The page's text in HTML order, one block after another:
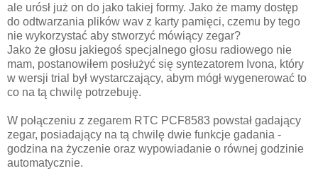
ale urósł już on do jako takiej formy. Jako że mamy dostęp
do odtwarzania plików wav z karty pamięci, czemu by tego
nie wykorzystać aby stworzyć mówiący zegar?
Jako że głosu jakiegoś specjalnego głosu radiowego nie
mam, postanowiłem posłużyć się syntezatorem Ivona, który
w wersji trial był wystarczający, abym mógł wygenerować to
co na tą chwilę potrzebuję.
W połączeniu z zegarem RTC PCF8583 powstał gadający
zegar, posiadający na tą chwilę dwie funkcje gadania -
godzina na życzenie oraz wypowiadanie o równej godzinie
automatycznie.